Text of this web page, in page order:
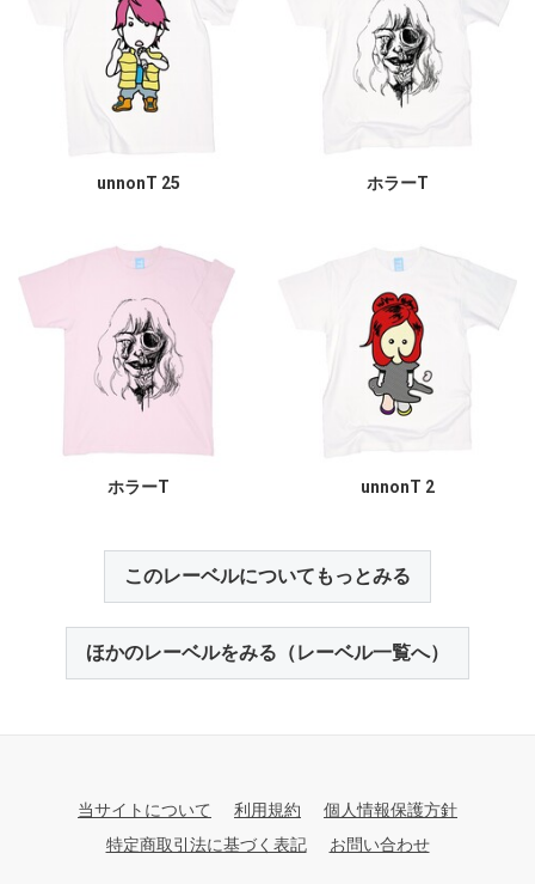
unnonT 25 ホラーT
ホラーT unnonT 2
このレーベルについてもっとみる
ほかのレーベルをみる（レーベル一覧へ）
当サイトについて 利用規約
個人情報保護方針
特定商取引法に基づく表記
お問い合わせ